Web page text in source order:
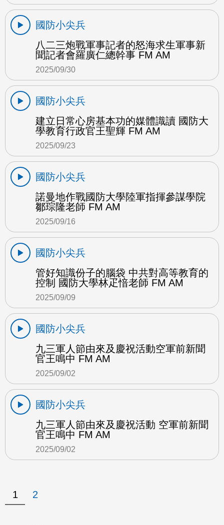
國防小尖兵
八二三炮戰軍事記者的怒海求生軍事新
聞記者會羅廣仁總幹事 FM AM
2025/09/30
國防小尖兵
建立日常心房基本功的媒體識讀 國防大
學教育行政官王聖輝 FM AM
2025/09/23
國防小尖兵
諾曼地作戰國防大學陸軍指揮參謀學院
鄒琮隆老師 FM AM
2025/09/16
國防小尖兵
管好知識份子的腦袋 中共對高等教育的
控制 國防大學林疋愔老師 FM AM
2025/09/09
國防小尖兵
九三軍人節由來及慶祝活動空軍前新聞
官王鳴中 FM AM
2025/09/02
國防小尖兵
九三軍人節由來及慶祝活動 空軍前新聞
官王鳴中 FM AM
2025/09/02
1 2